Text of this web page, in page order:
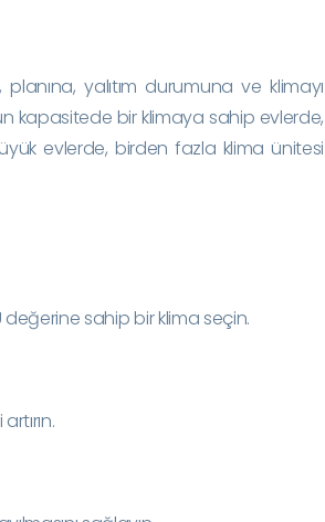
yalıtım durumuna ve klimayı
kapasitede bir klimaya sahip evlerde,
evlerde, birden fazla klima ünitesi
sahip bir klima seçin.